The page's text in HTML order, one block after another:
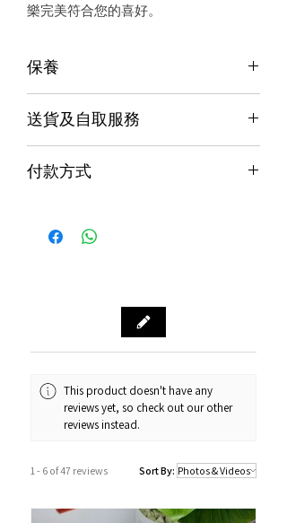
樂完美符合您的喜好。
保養
香港行貨;香港代理提供本地保養和維
物保障 (不包括人為損壞並須要保留完
送貨及自取服務
本地速遞
順豐到付/自取點
門市資料：觀塘秀茂坪商場街市74A號
Whatsapp：34811128
訂購及送貨時間
若果商品不幸出現沒有現貨或需要更長
或電話方式通知顧客。
付款方式
Alipay支付寶 / WeChat Pay微信支付 /
Octopus八達通 / Fps轉數快
This product doesn't have any
reviews yet, so check out our other
reviews instead.
1 - 6 of 47 reviews Sort By: